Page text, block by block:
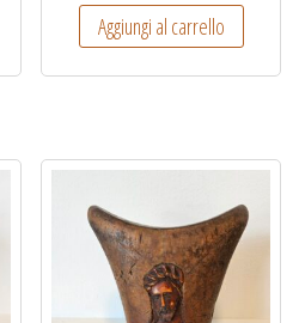
Aggiungi al carrello